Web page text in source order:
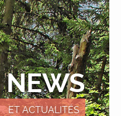
NEWS
ET ACTUALITÉS